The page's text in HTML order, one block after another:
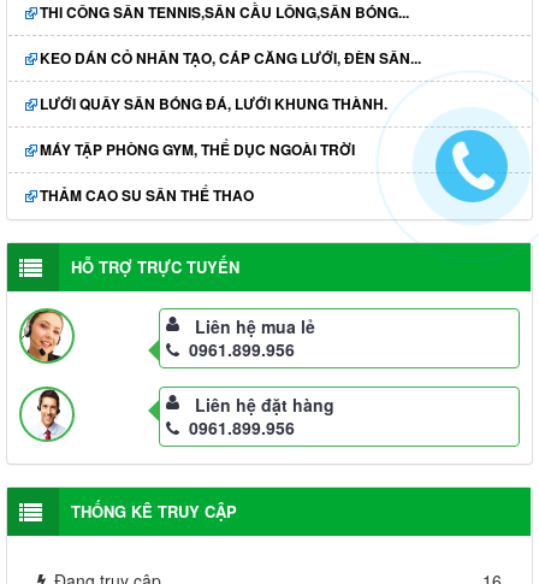
THI CÔNG SÂN TENNIS,SÂN CẦU LÔNG,SÂN BÓNG...
KEO DÁN CỎ NHÂN TẠO, CÁP CĂNG LƯỚI, ĐÈN SÂN...
LƯỚI QUÂY SÂN BÓNG ĐÁ, LƯỚI KHUNG THÀNH.
MÁY TẬP PHÒNG GYM, THỂ DỤC NGOÀI TRỜI
THẢM CAO SU SÂN THỂ THAO
HỖ TRỢ TRỰC TUYẾN
Liên hệ mua lẻ
0961.899.956
Liên hệ đặt hàng
0961.899.956
THỐNG KÊ TRUY CẬP